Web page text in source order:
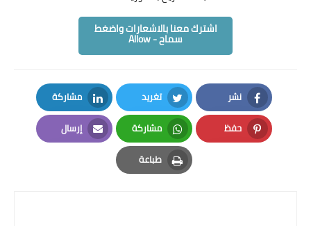
عربي
فرنسي
فيزياء
كيمياء
منهاج البكالوريا
اشترك معنا بالاشعارات واضغط
سماح - Allow
نشر
Facebook
تغريد
Twitter
مشاركة
LinkedIn
حفظ
Pinterest
مشاركة
Whatsapp
إرسال
Email
طباعة
Print